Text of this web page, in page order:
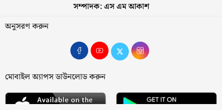
সম্পাদক: এস এম আকাশ
অনুসরণ করুন
মোবাইল অ্যাপস ডাউনলোড করুন